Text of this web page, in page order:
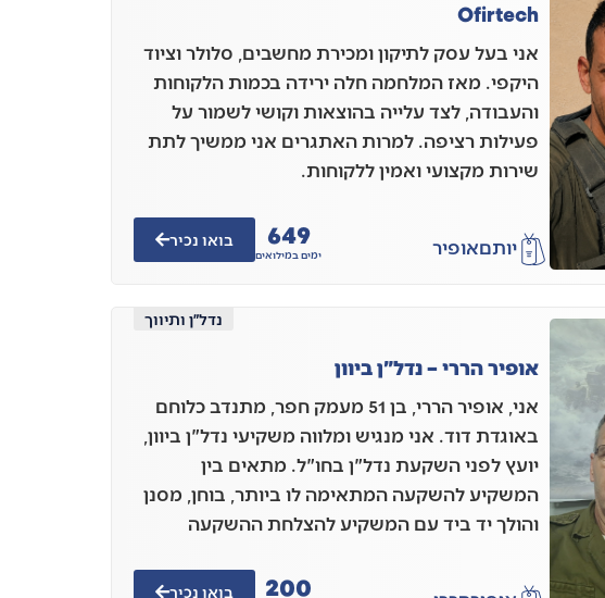
Ofirtech
אני בעל עסק לתיקון ומכירת מחשבים, סלולר וציוד
היקפי. מאז המלחמה חלה ירידה בכמות הלקוחות
והעבודה, לצד עלייה בהוצאות וקושי לשמור על
פעילות רציפה. למרות האתגרים אני ממשיך לתת
שירות מקצועי ואמין ללקוחות.
יותםאופיר ימים במילואים
649 בואו נכיר
נדל״ן ותיווך
אופיר הררי – נדל"ן ביוון
אני, אופיר הררי, בן 51 מעמק חפר, מתנדב כלוחם
באוגדת דוד. אני מנגיש ומלווה משקיעי נדל"ן ביוון,
יועץ לפני השקעת נדל"ן בחו"ל. מתאים בין
המשקיע להשקעה המתאימה לו ביותר, בוחן, מסנן
והולך יד ביד עם המשקיע להצלחת ההשקעה
200 בואו נכיר